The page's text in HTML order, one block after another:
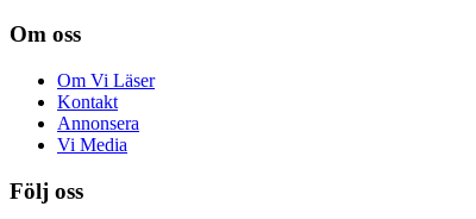
Om oss
Om Vi Läser
Kontakt
Annonsera
Vi Media
Följ oss